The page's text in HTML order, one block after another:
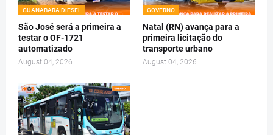
GUANABARA DIESEL
São José será a primeira a
testar o OF-1721
automatizado
August 04, 2026
GOVERNO
Natal (RN) avança para a
primeira licitação do
transporte urbano
August 04, 2026